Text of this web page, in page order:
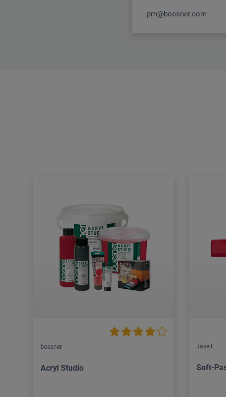
pm@boesner.com
boesner
Acryl Studio
Jaxell
Soft-